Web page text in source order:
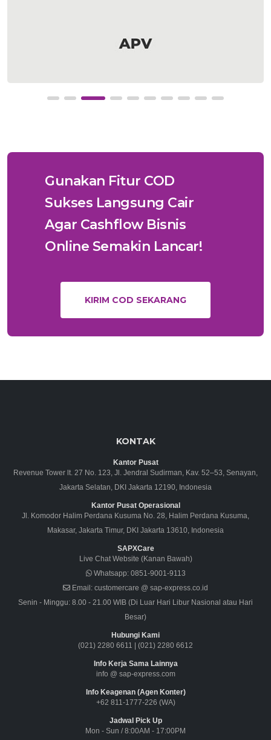
Gunakan Fitur COD
Sukses Langsung Cair
Agar Cashflow Bisnis
Online Semakin Lancar!
KIRIM COD SEKARANG
KONTAK
Kantor Pusat
Revenue Tower lt. 27 No. 123, Jl. Jendral Sudirman, Kav. 52–53, Senayan,
Jakarta Selatan, DKI Jakarta 12190, Indonesia
Kantor Pusat Operasional
Jl. Komodor Halim Perdana Kusuma No. 28, Halim Perdana Kusuma,
Makasar, Jakarta Timur, DKI Jakarta 13610, Indonesia
SAPXCare
Live Chat Website (Kanan Bawah)
Whatsapp:0851-9001-9113
Email: customercare @ sap-express.co.id
Senin - Minggu: 8.00 - 21.00 WIB (Di Luar Hari Libur Nasional atau Hari
Besar)
Hubungi Kami
(021) 2280 6611 | (021) 2280 6612
Info Kerja Sama Lainnya
info @ sap-express.com
Info Keagenan (Agen Konter)
+62 811-1777-226 (WA)
Jadwal Pick Up
Mon - Sun / 8:00AM - 17:00PM